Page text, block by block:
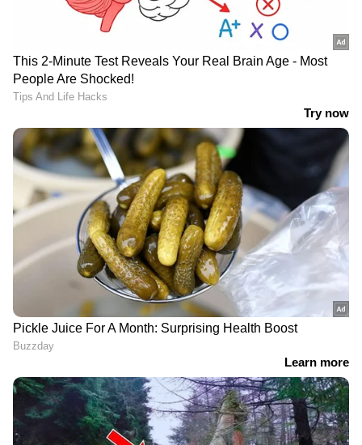
നാരങ്ങാനം പഞ്ചായത്തിൽ
ബിജെപിക്ക് തിരിച്ചടി | Naranganam
Panchayat | BJP
അമിത് ഷാ എവിടെ? രാജ്യസഭയിൽ
പ്രതിപക്ഷ ബഹളം | Amit Shah |